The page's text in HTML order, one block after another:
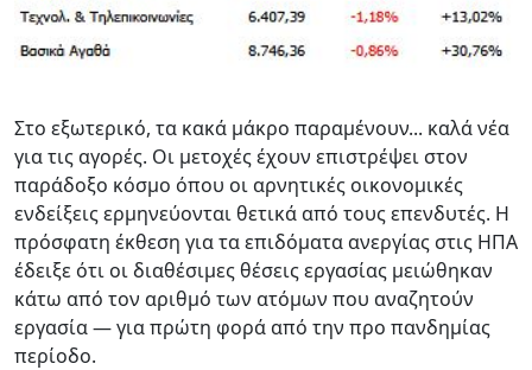
Στο εξωτερικό, τα κακά μάκρο παραμένουν... καλά νέα
για τις αγορές. Οι μετοχές έχουν επιστρέψει στον
παράδοξο κόσμο όπου οι αρνητικές οικονομικές
ενδείξεις ερμηνεύονται θετικά από τους επενδυτές. Η
πρόσφατη έκθεση για τα επιδόματα ανεργίας στις ΗΠΑ
έδειξε ότι οι διαθέσιμες θέσεις εργασίας μειώθηκαν
κάτω από τον αριθμό των ατόμων που αναζητούν
εργασία — για πρώτη φορά από την προ πανδημίας
περίοδο.